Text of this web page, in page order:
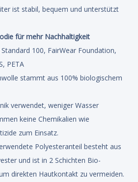
ist stabil, bequem und unterstützt
für mehr Nachhaltigkeit
Standard 100, FairWear Foundation,
PETA
stammt aus 100% biologischem
verwendet, weniger Wasser
keine Chemikalien wie
zum Einsatz.
Polyesteranteil besteht aus
und ist in 2 Schichten Bio-
direkten Hautkontakt zu vermeiden.